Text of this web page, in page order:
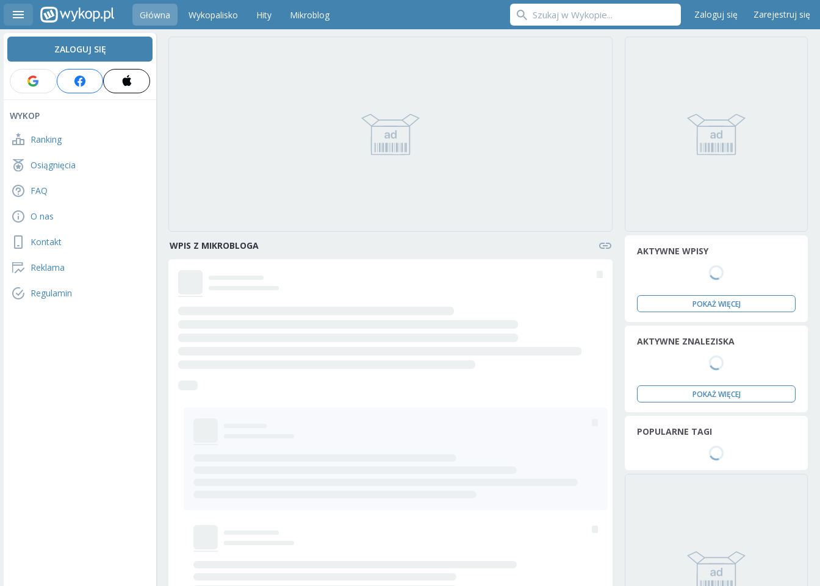
Główna Wykopalisko Hity Mikroblog Zaloguj się Zarejestruj się
ZALOGUJ SIĘ
WYKOP
Ranking
Osiągnięcia
FAQ
O nas
Kontakt
Reklama
Regulamin
WPIS Z MIKROBLOGA AKTYWNE WPISY
POKAŻ WIĘCEJ
AKTYWNE ZNALEZISKA
POKAŻ WIĘCEJ
POPULARNE TAGI